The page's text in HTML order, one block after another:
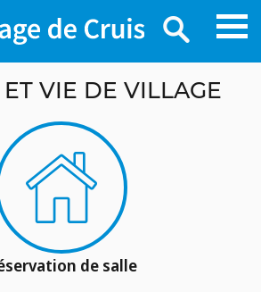
ET VIE DE VILLAGE
de salle